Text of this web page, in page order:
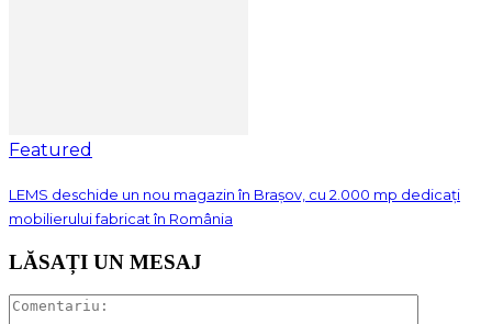
Featured
LEMS deschide un nou magazin în Brașov, cu 2.000 mp dedicați
mobilierului fabricat în România
LĂSAȚI UN MESAJ